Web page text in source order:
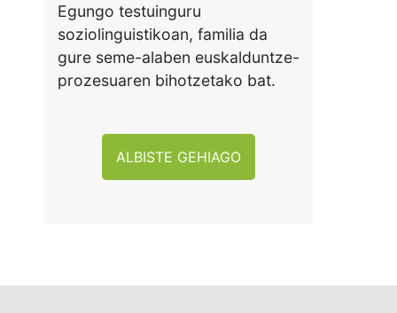
Egungo testuinguru
soziolinguistikoan, familia da
gure seme-alaben euskalduntze-
prozesuaren bihotzetako bat.
ALBISTE GEHIAGO